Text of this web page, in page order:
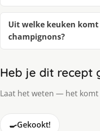
Uit welke keuken
champignons?
Heb je dit recept
Laat het weten — het
🍳Gekookt!